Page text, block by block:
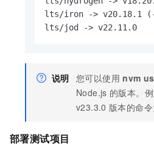
lts/iron -> v20.18.1 (-
lts/jod -> v22.11.0
说明 您可以使用 nvm
Node.js 的版本。
v23.3.0 版本的命
部署测试项目